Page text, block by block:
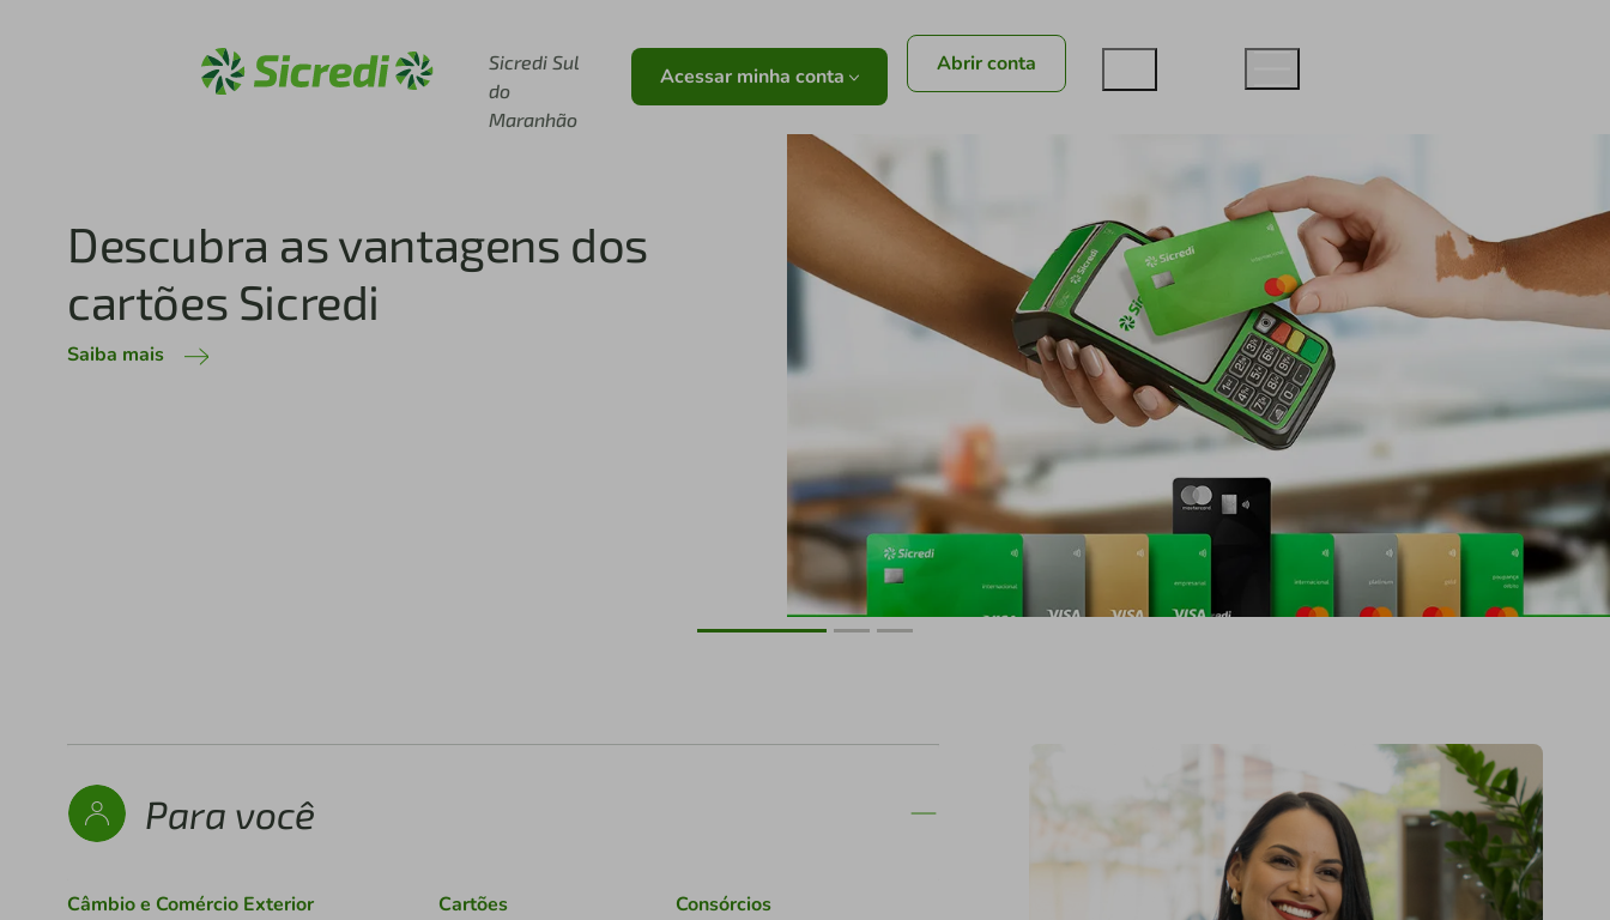
Sicredi Sul
do
Maranhão
Acessar minha conta Abrir conta
Tudo sobre a gente em um só
lugar.
Venha saber como fazer juntos.
Para você
Câmbio e Comércio Exterior Cartões
Consórcios